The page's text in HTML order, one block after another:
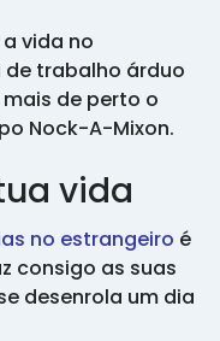
vida no
trabalho árduo
de perto o
Nock-A-Mixon.
vida
no estrangeiro é
consigo as suas
desenrola um dia